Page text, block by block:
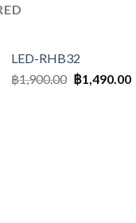
LED-RHB32
฿1,900.00 ฿1,490.00